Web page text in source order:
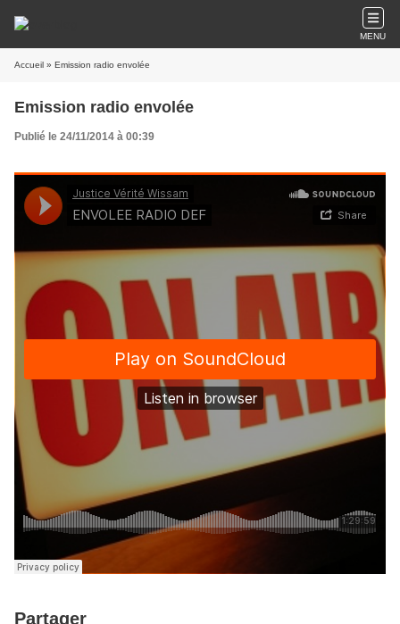
MENU
Accueil » Emission radio envolée
Emission radio envolée
Publié le 24/11/2014 à 00:39
Partager